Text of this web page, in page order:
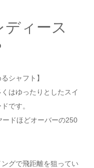
ィース
シャフト】
はゆったりとしたスイ
です。
ドほどオーバーの250
グで飛距離を狙ってい